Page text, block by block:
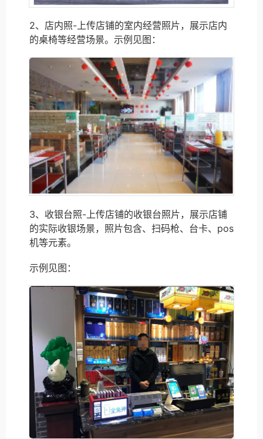
2、店内照-上传店铺的室内经营照片，展示店内
的桌椅等经营场景。示例见图：
3、收银台照-上传店铺的收银台照片，展示店铺
的实际收银场景，照片包含、扫码枪、台卡、pos
机等元素。
示例见图：